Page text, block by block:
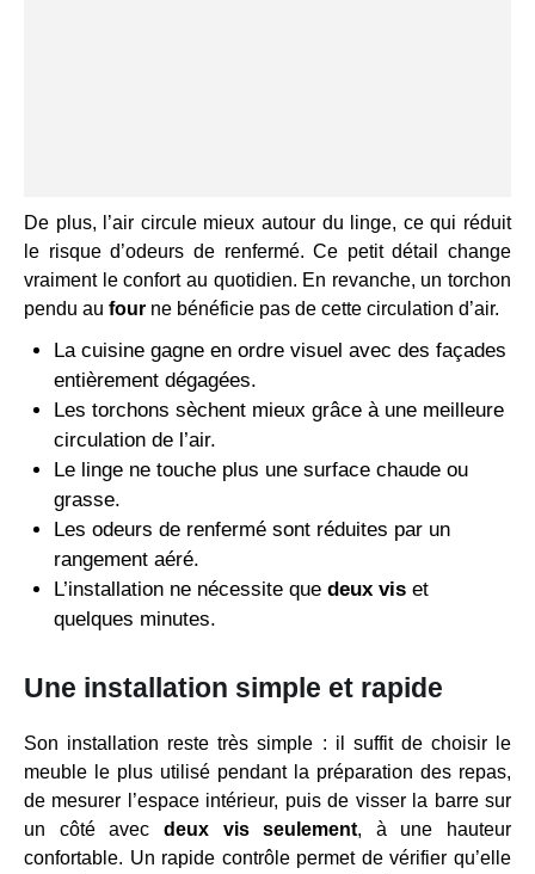
De plus, l’air circule mieux autour du linge, ce qui réduit
le risque d’odeurs de renfermé. Ce petit détail change
vraiment le confort au quotidien. En revanche, un torchon
pendu au four ne bénéficie pas de cette circulation d’air.
La cuisine gagne en ordre visuel avec des façades
entièrement dégagées.
Les torchons sèchent mieux grâce à une meilleure
circulation de l’air.
Le linge ne touche plus une surface chaude ou
grasse.
Les odeurs de renfermé sont réduites par un
rangement aéré.
L’installation ne nécessite que deux vis et
quelques minutes.
Une installation simple et rapide
Son installation reste très simple : il suffit de choisir le
meuble le plus utilisé pendant la préparation des repas,
de mesurer l’espace intérieur, puis de visser la barre sur
un côté avec deux vis seulement, à une hauteur
confortable. Un rapide contrôle permet de vérifier qu’elle